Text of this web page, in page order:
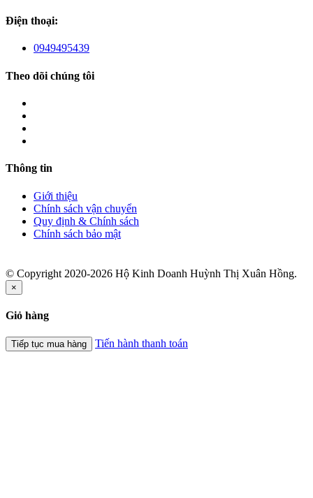
Điện thoại:
0949495439
Theo dõi chúng tôi
Thông tin
Giới thiệu
Chính sách vận chuyển
Quy định & Chính sách
Chính sách bảo mật
© Copyright 2020-2026 Hộ Kinh Doanh Huỳnh Thị Xuân Hồng.
×
Giỏ hàng
Tiếp tục mua hàng Tiến hành thanh toán